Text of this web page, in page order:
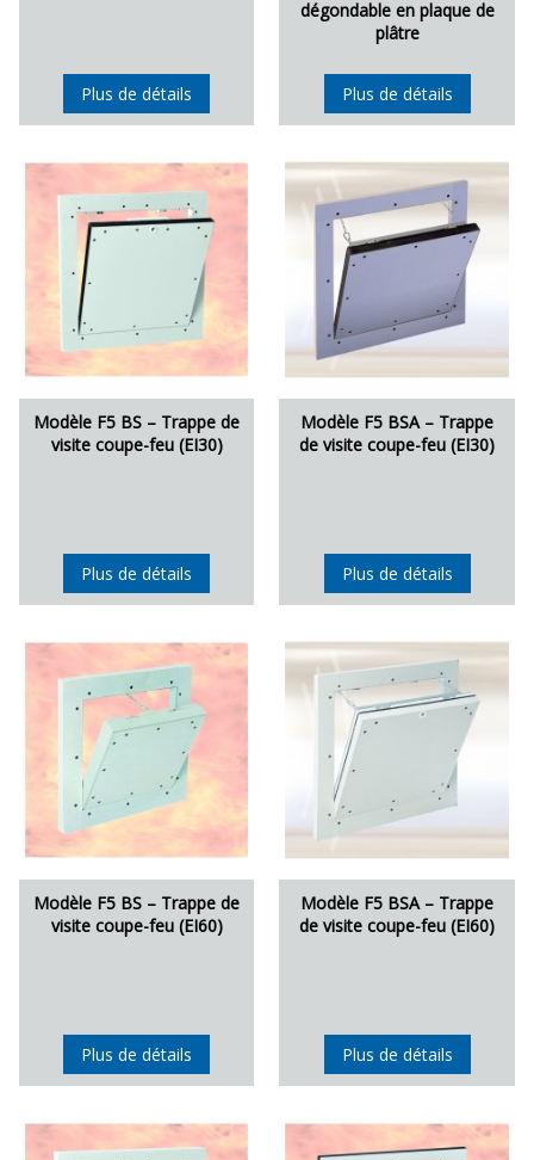
Plus de détails
dégondable en plaque de
plâtre
Plus de détails
Modèle F5 BS – Trappe de
visite coupe-feu (EI30)
Plus de détails
Modèle F5 BSA – Trappe
de visite coupe-feu (EI30)
Plus de détails
Modèle F5 BS – Trappe de
visite coupe-feu (EI60)
Plus de détails
Modèle F5 BSA – Trappe
de visite coupe-feu (EI60)
Plus de détails